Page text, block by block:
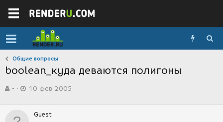
Общие вопросы
boolean_куда деваются полигоны
в
р
-
а
10 фев 2005
Guest